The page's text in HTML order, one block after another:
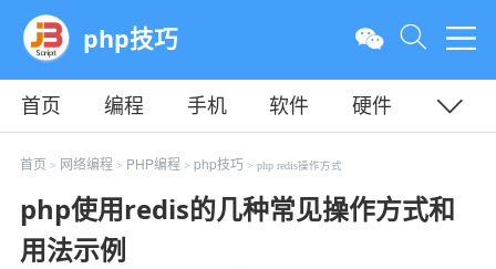
php技巧
首页 编程 手机 软件
硬件
教程
平面 服务器
首页 > 网络编程 > PHP编程 > php技巧 > php redis操作方式
php使用redis的几种常见操作方式和
用法示例